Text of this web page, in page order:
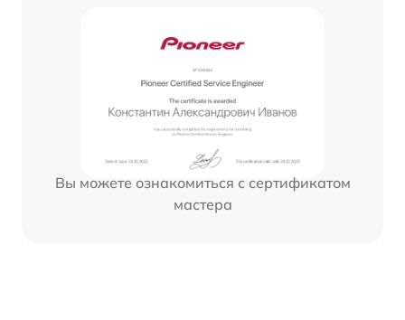
Вы можете ознакомиться с сертификатом
мастера